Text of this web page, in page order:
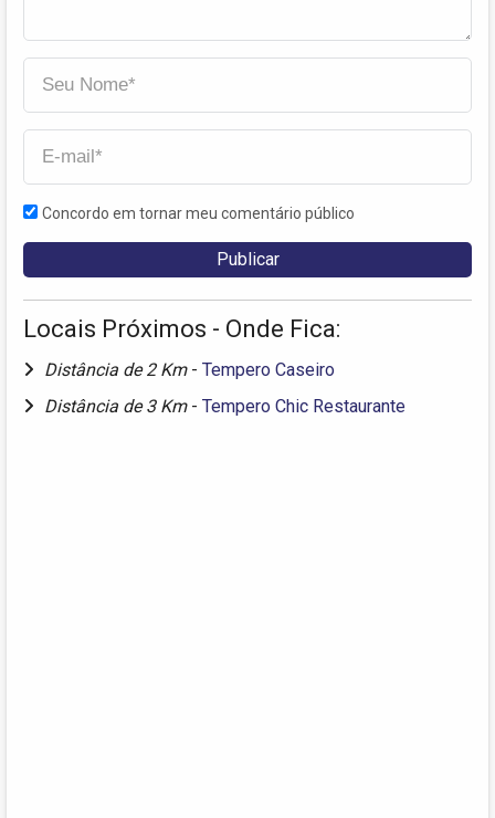
Concordo em tornar meu comentário público
Locais Próximos - Onde Fica:
Distância de 2 Km - Tempero Caseiro
Distância de 3 Km - Tempero Chic Restaurante